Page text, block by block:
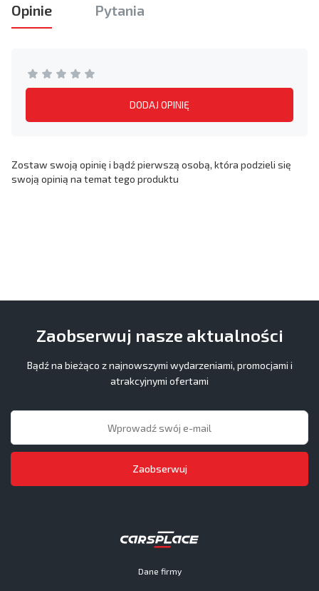
Opinie Pytania
DODAJ OPINIĘ
Zostaw swoją opinię i bądź pierwszą osobą, która podzieli się
swoją opinią na temat tego produktu
Dane firmy
Zaobserwuj nasze aktualności
Bądź na bieżąco z najnowszymi wydarzeniami, promocjami i
atrakcyjnymi ofertami
Zaobserwuj